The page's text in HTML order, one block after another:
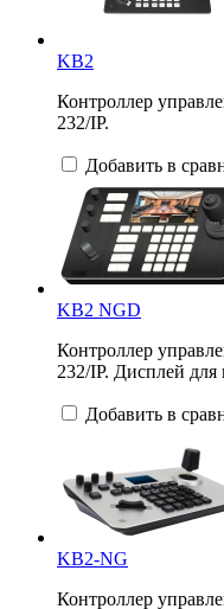
KB2
Контроллер
232/IP.
Добавить в
KB2 NGD
Контроллер
232/IP. Дисплей для
Добавить в
KB2-NG
Контроллер